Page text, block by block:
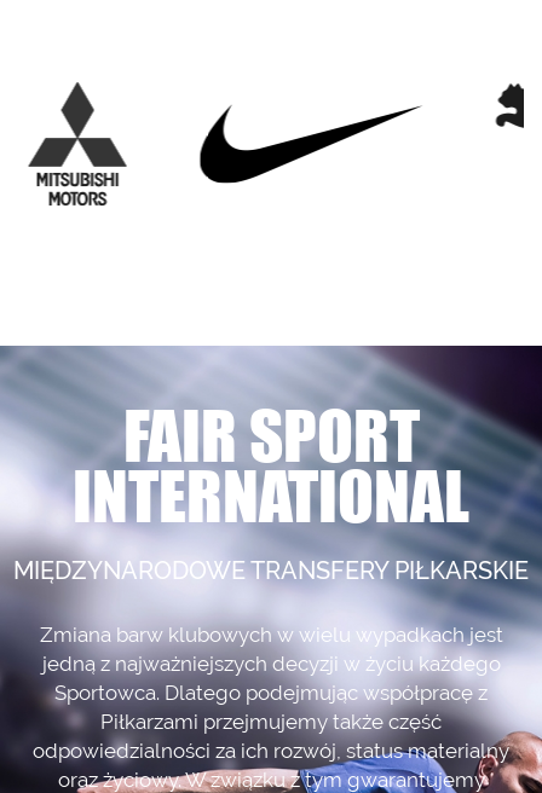
FAIR SPORT
INTERNATIONAL
MIĘDZYNARODOWE TRANSFERY PIŁKARSKIE
Zmiana barw klubowych w wielu wypadkach jest
jedną z najważniejszych decyzji w życiu każdego
Sportowca. Dlatego podejmując współpracę z
Piłkarzami przejmujemy także część
odpowiedzialności za ich rozwój, status materialny
oraz życiowy. W związku z tym gwarantujemy